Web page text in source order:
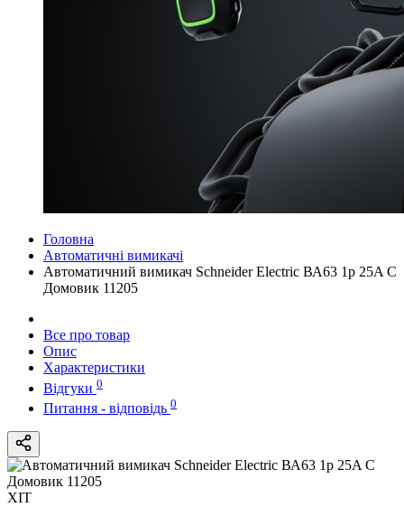
Головна
Автоматичні вимикачі
Автоматичний вимикач Schneider Electric ВА63 1р 25A C
Домовик 11205
Все про товар
Опис
Характеристики
Відгуки 0
Питання - відповідь 0
ХІТ